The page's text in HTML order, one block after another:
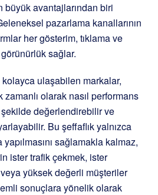
büyük avantajlarından biri
pazarlama kanallarının
her gösterim, tıklama ve
görünürlük sağlar.
ulaşabilen markalar,
zamanlı olarak nasıl performans
değerlendirebilir ve
Bu şeffaflık yalnızca
sağlamakla kalmaz,
ister trafik çekmek, ister
yüksek değerli müşteriler
sonuçlara yönelik olarak